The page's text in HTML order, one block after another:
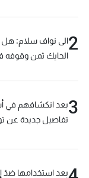
2الى نواف سلام: هل
الحايك ثمن وقوفه
3بعد انكشافهم في
تفاصيل جديدة عن
بعد استخدامها ضدّ